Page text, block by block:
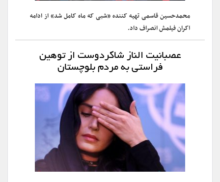
محمدحسین قاسمی تهیه کننده «شبی که ماه کامل شد» از ادامه
اکران فیلمش انصراف داد.
عصبانیت الناز شاکردوست از توهین
فراستی به مردم بلوچستان